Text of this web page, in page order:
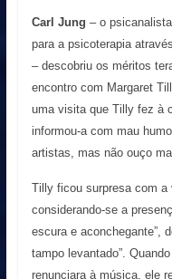
Carl Jung – o
para a psicoterapia
– descobriu os méritos
encontro com Margaret
uma visita que Tilly fez à
informou-a com mau
artistas, mas não ouço
Tilly ficou surpresa com a
considerando-se a
escura e aconchegante”,
tampo levantado”.
renunciara à música, ele